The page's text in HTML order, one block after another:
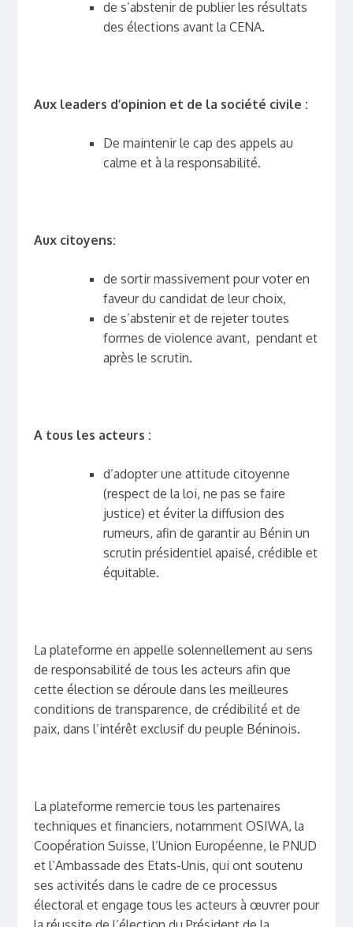
de s’abstenir de publier les résultats
des élections avant la CENA.
Aux leaders d’opinion et de la société civile :
De maintenir le cap des appels au
calme et à la responsabilité.
Aux citoyens:
de sortir massivement pour voter en
faveur du candidat de leur choix,
de s’abstenir et de rejeter toutes
formes de violence avant, pendant et
après le scrutin.
A tous les acteurs :
d’adopter une attitude citoyenne
(respect de la loi, ne pas se faire
justice) et éviter la diffusion des
rumeurs, afin de garantir au Bénin un
scrutin présidentiel apaisé, crédible et
équitable.
La plateforme en appelle solennellement au sens
de responsabilité de tous les acteurs afin que
cette élection se déroule dans les meilleures
conditions de transparence, de crédibilité et de
paix, dans l’intérêt exclusif du peuple Béninois.
La plateforme remercie tous les partenaires
techniques et financiers, notamment OSIWA, la
Coopération Suisse, l’Union Européenne, le PNUD
et l’Ambassade des Etats-Unis, qui ont soutenu
ses activités dans le cadre de ce processus
électoral et engage tous les acteurs à œuvrer pour